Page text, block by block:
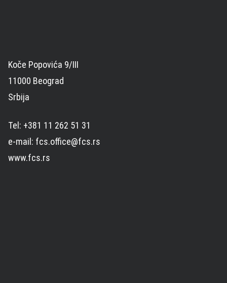
Koče Popovića 9/III
11000 Beograd
Srbija
Tel: +381 11 262 51 31
e-mail: fcs.office@fcs.rs
www.fcs.rs